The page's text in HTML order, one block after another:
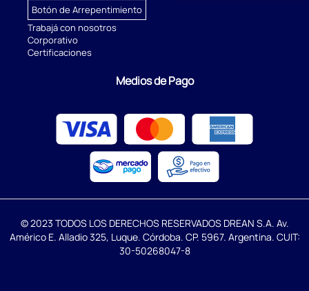
Botón de Arrepentimiento
Trabajá con nosotros
Corporativo
Certificaciones
Medios de Pago
© 2023 TODOS LOS DERECHOS RESERVADOS DREAN S.A. Av.
Américo E. Alladio 325, Luque. Córdoba. CP. 5967. Argentina. CUIT:
30-50268047-8